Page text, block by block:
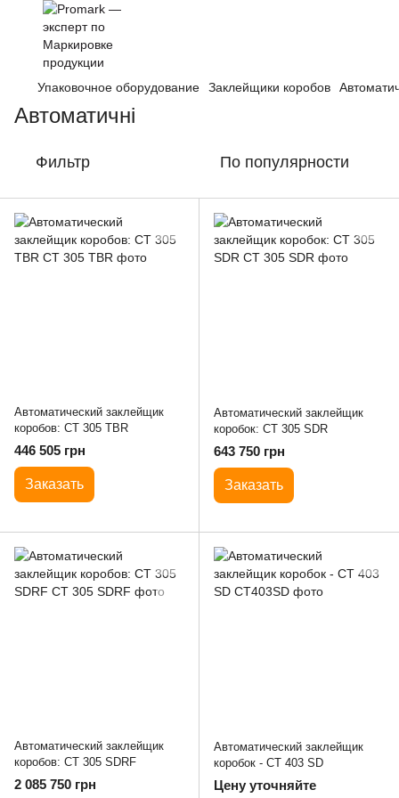
Упаковочное оборудование Заклейщики коробов
Автоматичні
Фильтр По популярности
Автоматический заклейщик
коробов: CT 305 TBR
446 505 грн
Заказать
Автоматический заклейщик
коробок: CT 305 SDR
643 750 грн
Заказать
Автоматический заклейщик
коробов: CT 305 SDRF
2 085 750 грн
Автоматический заклейщик
коробок - CT 403 SD
Цену уточняйте